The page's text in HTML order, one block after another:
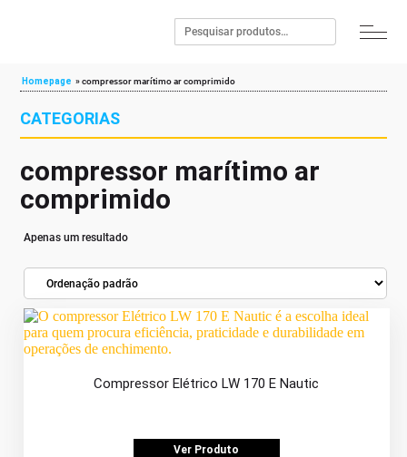
Homepage »compressor marítimo ar comprimido
CATEGORIAS
compressor marítimo ar
comprimido
Apenas um resultado
Compressor Elétrico LW 170 E Nautic
Ver Produto